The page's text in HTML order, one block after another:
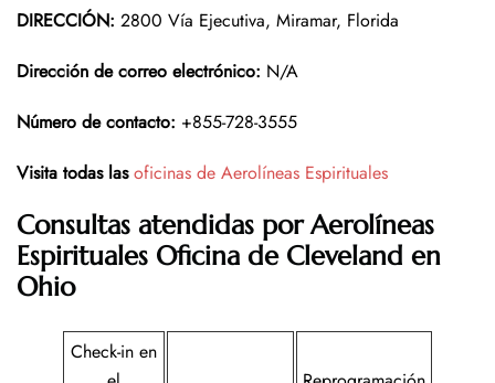
DIRECCIÓN: 2800 Vía Ejecutiva, Miramar, Florida
Dirección de correo electrónico: N/A
Número de contacto: +855-728-3555
Visita todas las oficinas de Aerolíneas Espirituales
Consultas atendidas por Aerolíneas
Espirituales Oficina de Cleveland en
Ohio
Check-in en